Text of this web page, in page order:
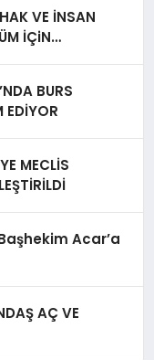
VE İNSAN
İÇiN
BURS
EDİYOR
MECLİS
Acar’a
AÇ VE